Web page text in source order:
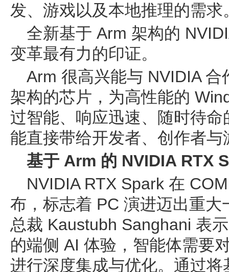
发、游戏以及本地推理的需求
全新基于 Arm 架构的
变革最有力的印证。
Arm 很高兴能与 NVIDIA
架构的芯片，为高性能的
过智能、响应迅速、随时待
能直接带给开发者、创作者与
基于 Arm 的 NVIDIA RTX
NVIDIA RTX Spark 在
布，标志着 PC 演进迈出重
总裁 Kaustubh Sanghani 表
的端侧 AI 体验，智能体需要
进行深度集成与优化。通过